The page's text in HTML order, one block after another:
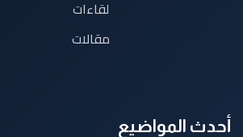
لقاءات
مقالات
أحدث المواضيع